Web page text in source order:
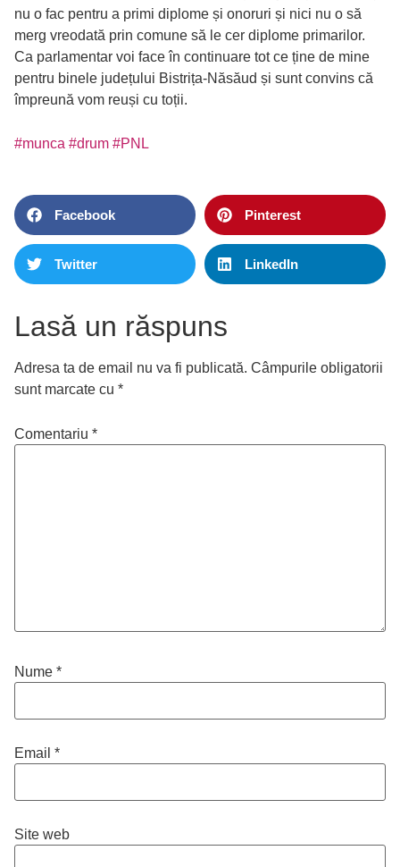
nu o fac pentru a primi diplome și onoruri și nici nu o să
merg vreodată prin comune să le cer diplome primarilor.
Ca parlamentar voi face în continuare tot ce ține de mine
pentru binele județului Bistrița-Năsăud și sunt convins că
împreună vom reuși cu toții.
#munca #drum #PNL
Facebook Pinterest
Twitter LinkedIn
Lasă un răspuns
Adresa ta de email nu va fi publicată. Câmpurile obligatorii
sunt marcate cu *
Comentariu *
Nume *
Email *
Site web